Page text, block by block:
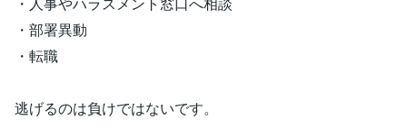
・部署異動
・転職
逃げるのは負けではないです。